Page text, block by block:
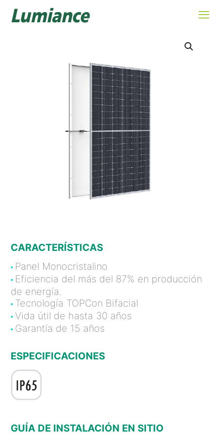
CARACTERÍSTICAS
• Panel Monocristalino
• Eficiencia del más del 87% en producción
de energía.
• Tecnología TOPCon Bifacial
• Vida útil de hasta 30 años
• Garantía de 15 años
ESPECIFICACIONES
GUÍA DE INSTALACIÓN EN SITIO